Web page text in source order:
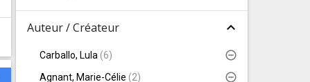
Auteur / Créateur expand_less
Carballo, Lula (6)
Agnant, Marie-Célie (2)